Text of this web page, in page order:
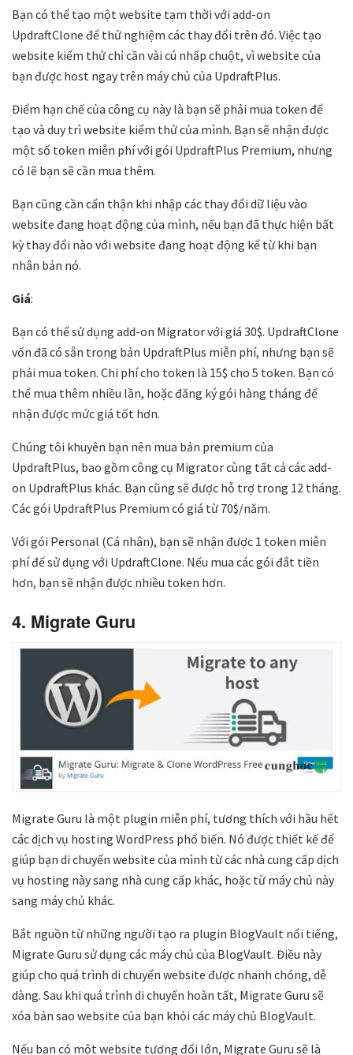
Bạn có thể tạo một website tạm thời với add-on
UpdraftClone để thử nghiệm các thay đổi trên đó. Việc tạo
website kiểm thử chỉ cần vài cú nhấp chuột, vì website của
bạn được host ngay trên máy chủ của UpdraftPlus.
Điểm hạn chế của công cụ này là bạn sẽ phải mua token để
tạo và duy trì website kiểm thử của mình. Bạn sẽ nhận được
một số token miễn phí với gói UpdraftPlus Premium, nhưng
có lẽ bạn sẽ cần mua thêm.
Bạn cũng cần cẩn thận khi nhập các thay đổi dữ liệu vào
website đang hoạt động của mình, nếu bạn đã thực hiện bất
kỳ thay đổi nào với website đang hoạt động kể từ khi bạn
nhân bản nó.
Giá:
Bạn có thể sử dụng add-on Migrator với giá 30$. UpdraftClone
vốn đã có sẵn trong bản UpdraftPlus miễn phí, nhưng bạn sẽ
phải mua token. Chi phí cho token là 15$ cho 5 token. Bạn có
thể mua thêm nhiều lần, hoặc đăng ký gói hàng tháng để
nhận được mức giá tốt hơn.
Chúng tôi khuyên bạn nên mua bản premium của
UpdraftPlus, bao gồm công cụ Migrator cùng tất cả các add-
on UpdraftPlus khác. Bạn cũng sẽ được hỗ trợ trong 12 tháng.
Các gói UpdraftPlus Premium có giá từ 70$/năm.
Với gói Personal (Cá nhân), bạn sẽ nhận được 1 token miễn
phí để sử dụng với UpdraftClone. Nếu mua các gói đắt tiền
hơn, bạn sẽ nhận được nhiều token hơn.
4. Migrate Guru
Migrate Guru là một plugin miễn phí, tương thích với hầu hết
các dịch vụ hosting WordPress phổ biến. Nó được thiết kế để
giúp bạn di chuyển website của mình từ các nhà cung cấp dịch
vụ hosting này sang nhà cung cấp khác, hoặc từ máy chủ này
sang máy chủ khác.
Bắt nguồn từ những người tạo ra plugin BlogVault nổi tiếng,
Migrate Guru sử dụng các máy chủ của BlogVault. Điều này
giúp cho quá trình di chuyển website được nhanh chóng, dễ
dàng. Sau khi quá trình di chuyển hoàn tất, Migrate Guru sẽ
xóa bản sao website của bạn khỏi các máy chủ BlogVault.
Nếu bạn có một website tương đối lớn, Migrate Guru sẽ là